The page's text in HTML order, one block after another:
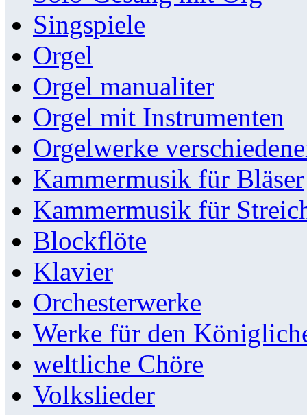
Singspiele
Orgel
Orgel manualiter
Orgel mit Instrumenten
Orgelwerke
Kammermusik für Bläser
Kammermusik für
Blockflöte
Klavier
Orchesterwerke
Werke für den
weltliche Chöre
Volkslieder